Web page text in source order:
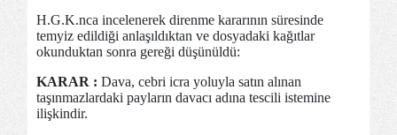
H.G.K.nca incelenerek direnme kararının süresinde
temyiz edildiği anlaşıldıktan ve dosyadaki kağıtlar
okunduktan sonra gereği düşünüldü:
KARAR : Dava, cebri icra yoluyla satın alınan
taşınmazlardaki payların davacı adına tescili istemine
ilişkindir.